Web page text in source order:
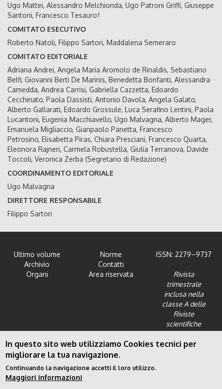
Ugo Mattei, Alessandro Melchionda, Ugo Patroni Griffi, Giuseppe
Santoni, Francesco Tesauro†
COMITATO ESECUTIVO
Roberto Natoli, Filippo Sartori, Maddalena Semeraro
COMITATO EDITORIALE
Adriana Andrei, Angela Maria Aromolo de Rinaldis, Sebastiano
Belfi, Giovanni Berti De Marinis, Benedetta Bonfanti, Alessandra
Camedda, Andrea Carrisi, Gabriella Cazzetta, Edoardo
Cecchinato, Paola Dassisti, Antonio Davola, Angela Galato,
Alberto Gallarati, Edoardo Grossule, Luca Serafino Lentini, Paola
Lucantoni, Eugenia Macchiavello, Ugo Malvagna, Alberto Mager,
Emanuela Migliaccio, Gianpaolo Panetta, Francesco
Petrosino, Elisabetta Piras, Chiara Presciani, Francesco Quarta,
Eleonora Rajneri, Carmela Robustella, Giulia Terranova, Davide
Toccoli, Veronica Zerba (Segretario di Redazione)
COORDINAMENTO EDITORIALE
Ugo Malvagna
DIRETTORE RESPONSABILE
Filippo Sartori
Ultimo volume
Archivio
Organi
Norme
Contatti
Area riservata
ISSN: 2279–9737
Rivista
trimestrale
inclusa nella
classe A delle
Riviste
scientifiche
dell'Area 12 -
Scienze giuridiche
Privacy Policy
In questo sito web utilizziamo Cookies tecnici per
migliorare la tua navigazione.
Continuando la navigazione accetti il loro utilizzo.
Maggiori informazioni